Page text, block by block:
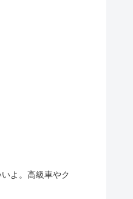
よ。高級車やク